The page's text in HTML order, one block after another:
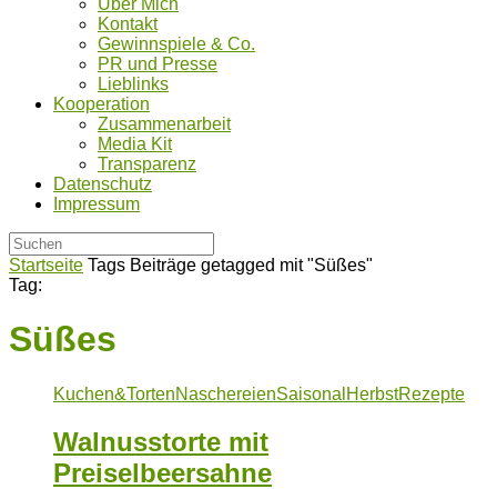
Über Mich
Kontakt
Gewinnspiele & Co.
PR und Presse
Lieblinks
Kooperation
Zusammenarbeit
Media Kit
Transparenz
Datenschutz
Impressum
Startseite Tags Beiträge getagged mit "Süßes"
Tag:
Süßes
Kuchen&TortenNaschereienSaisonal HerbstRezepte
Walnusstorte mit
Preiselbeersahne